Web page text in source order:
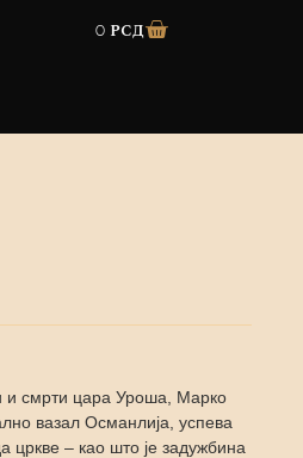
0 рсд
и смрти цара Уроша, Марко
вазал Османлија, успева
цркве – као што је задужбина